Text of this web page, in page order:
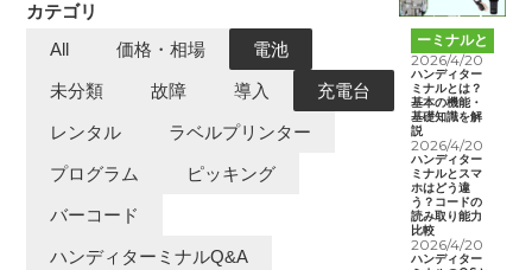
カテゴリ
All
価格・相場 電池
未分類 故障 導入 充電台
レンタル ラベルプリンター
プログラム ピッキング
バーコード
ハンディターミナルQ&A
ハンディタ
ーミナルと
は
2026/4/20
ハンディター
ミナルとは？
基本の機能・
基礎知識を解
説
2026/4/20
ハンディター
ミナルとスマ
ホはどう違
う？コードの
読み取り能力
比較
2026/4/20
ハンディター